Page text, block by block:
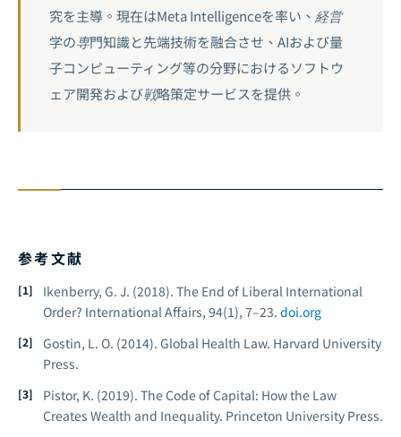
究を主導。現在はMeta Intelligenceを率い、経営
学の専門知識と先端技術を融合させ、AIおよび量
子コンピューティング等の分野におけるソフトウ
ェア開発および戦略策定サービスを提供。
参考文献
Ikenberry, G. J. (2018). The End of Liberal International
Order? International Affairs, 94(1), 7–23. doi.org
Gostin, L. O. (2014). Global Health Law. Harvard University
Press.
Pistor, K. (2019). The Code of Capital: How the Law
Creates Wealth and Inequality. Princeton University Press.